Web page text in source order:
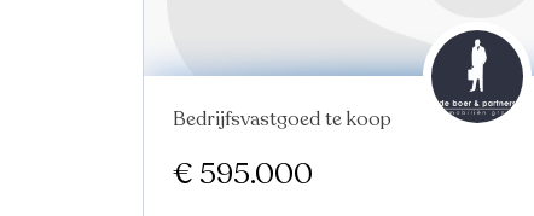
Virtual tour
Bedrijfsvastgoed te koop
€ 595.000